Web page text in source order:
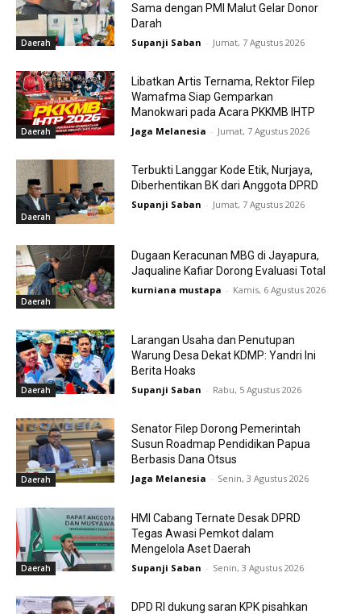
Daerah
Sama dengan PMI Malut Gelar Donor
Darah
Supanji Saban - Jumat, 7 Agustus 2026
Daerah
Libatkan Artis Ternama, Rektor Filep
Wamafma Siap Gemparkan
Manokwari pada Acara PKKMB IHTP
Jaga Melanesia - Jumat, 7 Agustus 2026
Daerah
Terbukti Langgar Kode Etik, Nurjaya,
Diberhentikan BK dari Anggota DPRD
Supanji Saban - Jumat, 7 Agustus 2026
Daerah
Dugaan Keracunan MBG di Jayapura,
Jaqualine Kafiar Dorong Evaluasi Total
kurniana mustapa - Kamis, 6 Agustus 2026
Daerah
Larangan Usaha dan Penutupan
Warung Desa Dekat KDMP: Yandri Ini
Berita Hoaks
Supanji Saban - Rabu, 5 Agustus 2026
Daerah
Senator Filep Dorong Pemerintah
Susun Roadmap Pendidikan Papua
Berbasis Dana Otsus
Jaga Melanesia - Senin, 3 Agustus 2026
Daerah
HMI Cabang Ternate Desak DPRD
Tegas Awasi Pemkot dalam
Mengelola Aset Daerah
Supanji Saban - Senin, 3 Agustus 2026
DPD RI dukung saran KPK pisahkan